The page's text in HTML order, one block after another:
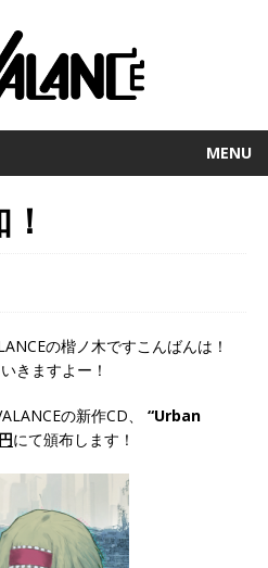
MENU
の楷ノ木ですこんばんは！
きますよー！
の新作CD、 “Urban
にて頒布します！